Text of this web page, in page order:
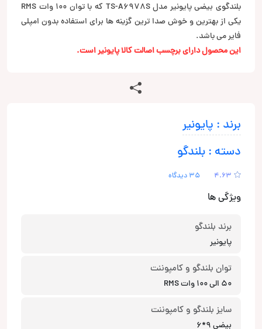
بلندگوی بیضی پایونیر مدل TS-A6978S که با توان 100 وات RMS
یکی از بهترین و خوش صدا ترین گزینه ها برای استفاده بدون امپلی
فایر می باشد.
این محصول دارای برچسب اصالت کالا پایونیر است.
برند : پایونیر
دسته : بلندگو
4.63 35 دیدگاه
ویژگی ها
برند بلندگو
پایونیر
توان بلندگو و کامپوننت
50 الی 100 وات RMS
سایز بلندگو و کامپوننت
بیضی 9*6